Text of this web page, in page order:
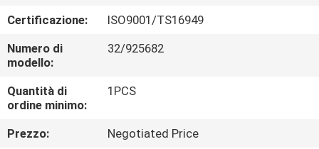
GIRO
DELLA
FABBRICA
CONTROLLO
DI
Certificazione:
ISO9001/TS16949
Numero di
modello:
32/925682
Quantità di
ordine minimo:
1PCS
Prezzo:
Negotiated Price